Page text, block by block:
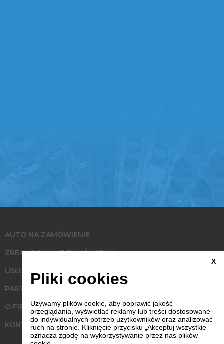
AUTO NA ZAMÓWIENIE
ZREALIZOWANE ZAMÓWIENIA
USŁUGI
PARTNERZY
O FIRMIE
KONTAKT
X
Pliki cookies
Używamy plików cookie, aby poprawić jakość
przeglądania, wyświetlać reklamy lub treści dostosowane
do indywidualnych potrzeb użytkowników oraz analizować
ruch na stronie. Kliknięcie przycisku „Akceptuj wszystkie”
oznacza zgodę na wykorzystywanie przez nas plików